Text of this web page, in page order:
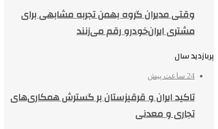
وقتی مدیران گروه بهمن تجربه مشابهی برای
مشتری ایران‌خودرو رقم می‌زنند
پربازدید سال
24 ساعت پیش
تاکید ایران و قرقیزستان بر گسترش همکاری‌های
تجاری و معدنی